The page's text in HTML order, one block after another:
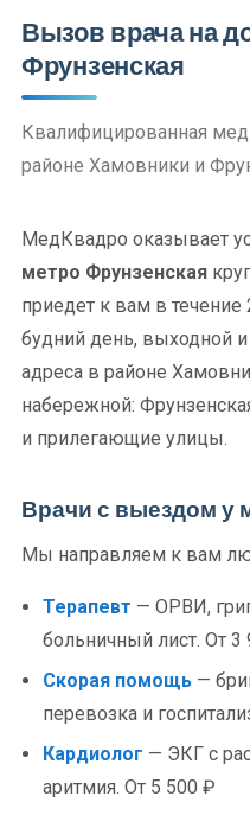
Вызов врача на
Фрунзенская
Квалифицированная
районе Хамовники и
МедКвадро оказывает
метро Фрунзенская
приедет к вам в
будний день, выходной
адреса в районе
набережной:
и прилегающие улицы.
Врачи с выездом у
Мы направляем к вам
Терапевт — ОРВИ,
больничный лист. От 3
Скорая помощь —
перевозка и
Кардиолог — ЭКГ с
аритмия. От 5 500 ₽